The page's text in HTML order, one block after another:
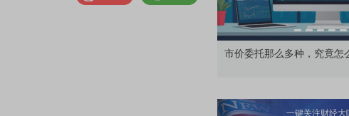
市价委托那么多种，究竟怎
一键关注财经大